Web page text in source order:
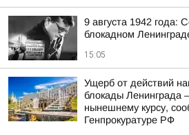
9 августа 1942 года:
блокадном
15:05
Ущерб от действий
блокады Ленинграда
нынешнему курсу,
Генпрокуратуре РФ